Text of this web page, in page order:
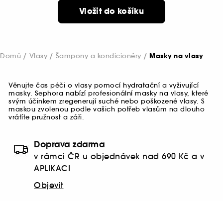
Vložit do košíku
Domů Vlasy Šampony a kondicionéry Masky na vlasy
Věnujte čas péči o vlasy pomocí hydratační a vyživující
masky. Sephora nabízí profesionální masky na vlasy, které
svým účinkem zregenerují suché nebo poškozené vlasy. S
maskou zvolenou podle vašich potřeb vlasům na dlouho
vrátíte pružnost a záři.
Doprava zdarma
v rámci ČR u objednávek nad 690 Kč a v
APLIKACI
Objevit